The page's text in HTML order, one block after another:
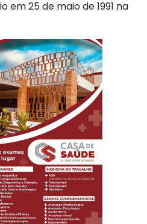
em 25 de maio de 1991 na